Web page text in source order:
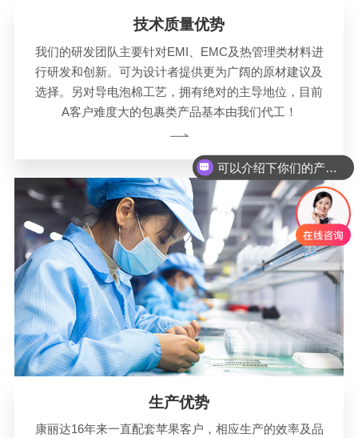
技术质量优势
我们的研发团队主要针对EMI、EMC及热管理类材料进
行研发和创新。可为设计者提供更为广阔的原材建议及
选择。另对导电泡棉工艺，拥有绝对的主导地位，目前
A客户难度大的包裹类产品基本由我们代工！
生产优势
康丽达16年来一直配套苹果客户，相应生产的效率及品
可以介绍下你们的产品么